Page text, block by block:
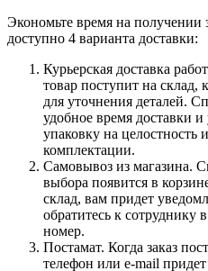
Экономьте время на получении
доступно 4 варианта доставки:
Курьерская доставка
товар поступит на склад,
для уточнения деталей.
удобное время доставки
упаковку на целостность
комплектации.
Самовывоз из магазина.
выбора появится в
склад, вам придет
обратитесь к сотруднику
номер.
Постамат. Когда заказ
телефон или e-mail